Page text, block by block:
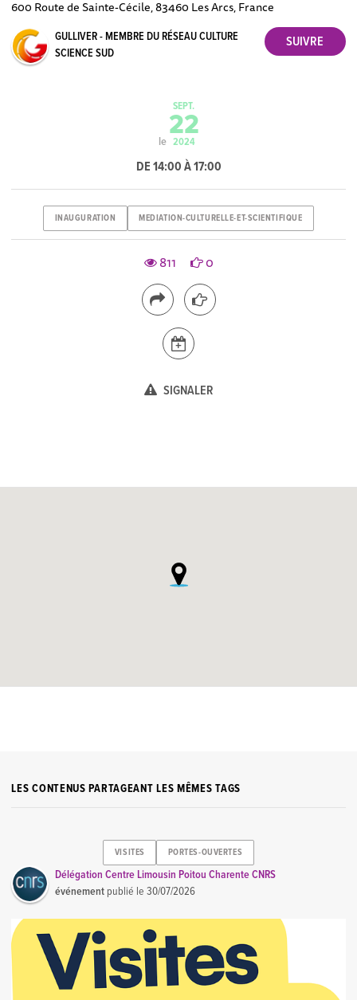
600 Route de Sainte-Cécile, 83460 Les Arcs, France
GULLIVER - MEMBRE DU RÉSEAU CULTURE
SCIENCE SUD
le
SEPT.
22
2024
DE 14:00 À 17:00
INAUGURATION MEDIATION-CULTURELLE-ET-SCIENTIFIQUE
811 0
SIGNALER
LES CONTENUS PARTAGEANT LES MÊMES TAGS
VISITES PORTES-OUVERTES
Délégation Centre Limousin Poitou Charente CNRS
événement publié le30/07/2026